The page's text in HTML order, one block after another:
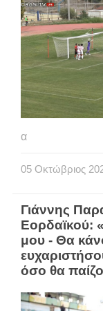
α
05 Οκτώβριος
Γιάννης
Εορδαϊκού:
μου - Θα
όσο θα